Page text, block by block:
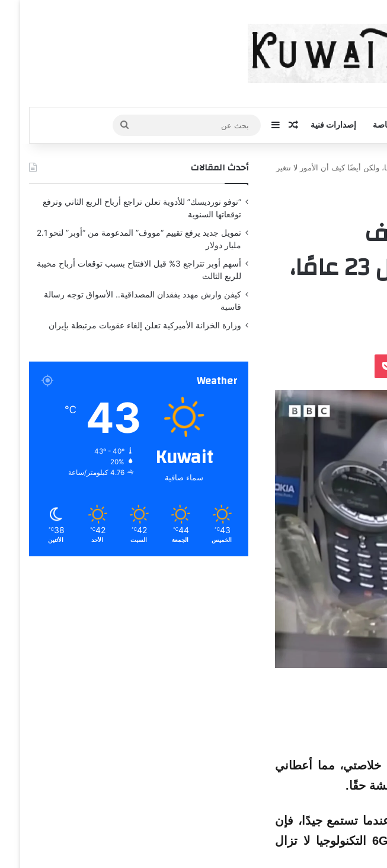
إصدارات فنية مقال عشوائي
إضافة عمود جانبي
بحث
عن
القديم على الهاتف المحمول مدى التقدم الذي أحرزناه خلال 23 عامًا، ولكن أيضًا كيف أن الأمور لا تتغير
المحمول مدى التقدم الذي أحرزناه خلال 23 عامًا،
‫Pocket
خلاصتي، مما أعطاني
حقًا.
تستمع جيدًا، فإن
العديد من المشكلات والقضايا وعلامات الاستفهام نفسها تنتهي 5G وقريبا 6G التكنولوجيا لا تزال
أحدث المقالات
“نوفو نورديسك” للأدوية تعلن تراجع أرباح الربع الثاني وترفع
توقعاتها السنوية
تمويل جديد يرفع تقييم “مووف” المدعومة من “أوبر” لنحو 2.1
مليار دولار
أسهم أوبر تتراجع 3% قبل الافتتاح بسبب توقعات أرباح مخيبة
للربع الثالث
كيفن وارش مهدد بفقدان المصداقية.. الأسواق توجه رسالة
قاسية
وزارة الخزانة الأميركية تعلن إلغاء عقوبات مرتبطة بإيران
Weather
Kuwait
سماء صافية
43
℃
43º - 40º
20%
4.76 كيلومتر/ساعة
43
℃
الخميس
44
℃
الجمعة
42
℃
السبت
42
℃
الأحد
38
℃
الأثنين